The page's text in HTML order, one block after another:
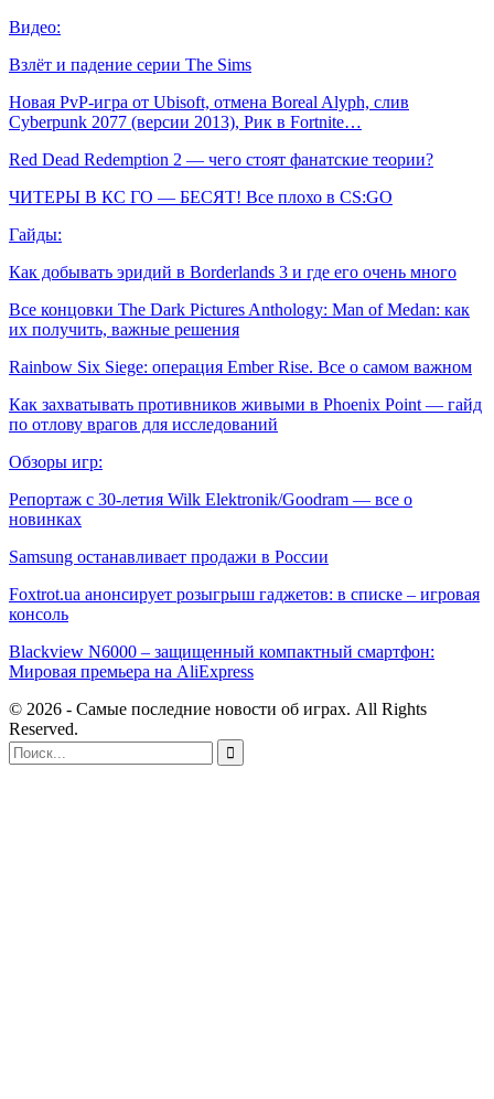
Видео:
Взлёт и падение серии The Sims
Новая PvP-игра от Ubisoft, отмена Boreal Alyph, слив
Cyberpunk 2077 (версии 2013), Рик в Fortnite…
Red Dead Redemption 2 — чего стоят фанатские теории?
ЧИТЕРЫ В КС ГО — БЕСЯТ! Все плохо в CS:GO
Гайды:
Как добывать эридий в Borderlands 3 и где его очень много
Все концовки The Dark Pictures Anthology: Man of Medan: как
их получить, важные решения
Rainbow Six Siege: операция Ember Rise. Все о самом важном
Как захватывать противников живыми в Phoenix Point — гайд
по отлову врагов для исследований
Обзоры игр:
Репортаж с 30-летия Wilk Elektronik/Goodram — все о
новинках
Samsung останавливает продажи в России
Foxtrot.ua анонсирует розыгрыш гаджетов: в списке – игровая
консоль
Blackview N6000 – защищенный компактный смартфон:
Мировая премьера на AliExpress
© 2026 - Самые последние новости об играх. All Rights
Reserved.